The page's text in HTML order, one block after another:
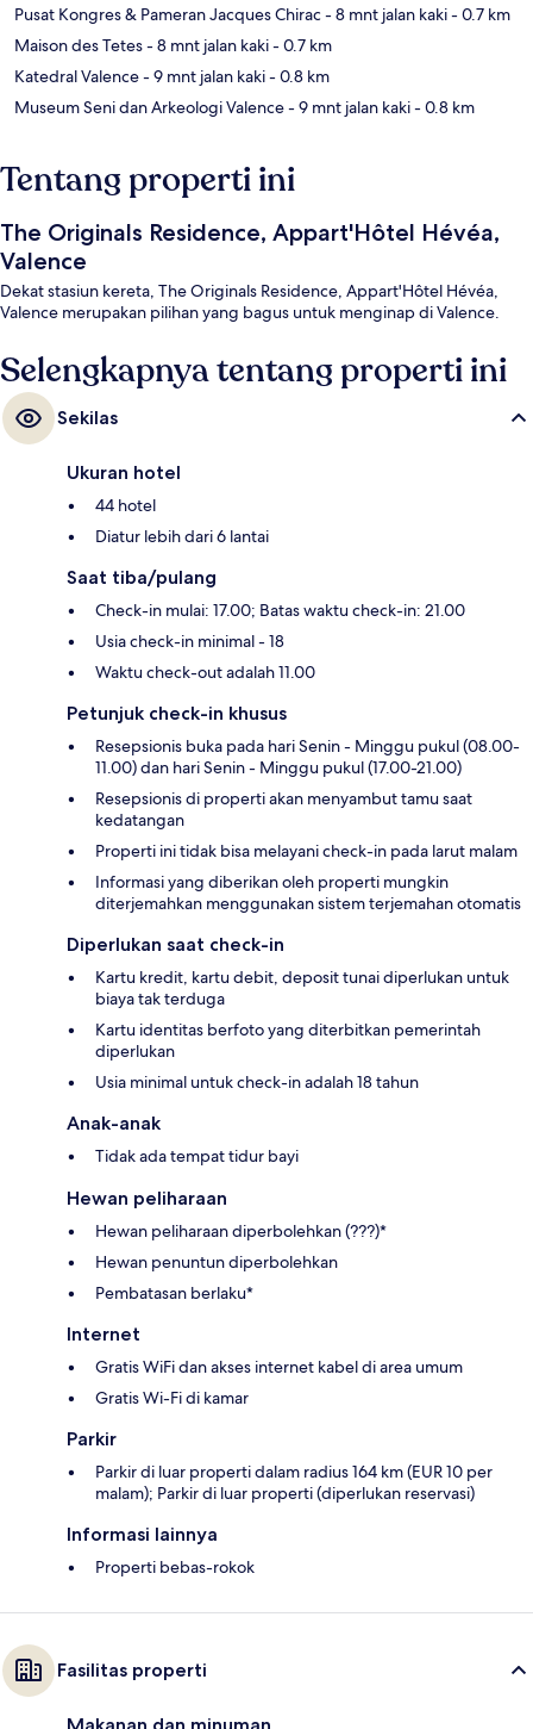
Pusat Kongres & Pameran Jacques Chirac- 8 mnt jalan kaki- 0.7 km
Maison des Tetes- 8 mnt jalan kaki- 0.7 km
Katedral Valence- 9 mnt jalan kaki- 0.8 km
Museum Seni dan Arkeologi Valence- 9 mnt jalan kaki- 0.8 km
Tentang properti ini
The Originals Residence, Appart'Hôtel Hévéa,
Valence
Dekat stasiun kereta, The Originals Residence, Appart'Hôtel Hévéa,
Valence merupakan pilihan yang bagus untuk menginap di Valence.
Selengkapnya tentang properti ini
Sekilas
Ukuran hotel
44 hotel
Diatur lebih dari 6 lantai
Saat tiba/pulang
Check-in mulai: 17.00; Batas waktu check-in: 21.00
Usia check-in minimal - 18
Waktu check-out adalah 11.00
Petunjuk check-in khusus
Resepsionis buka pada hari Senin - Minggu pukul (08.00-
11.00) dan hari Senin - Minggu pukul (17.00-21.00)
Resepsionis di properti akan menyambut tamu saat
kedatangan
Properti ini tidak bisa melayani check-in pada larut malam
Informasi yang diberikan oleh properti mungkin
diterjemahkan menggunakan sistem terjemahan otomatis
Diperlukan saat check-in
Kartu kredit, kartu debit, deposit tunai diperlukan untuk
biaya tak terduga
Kartu identitas berfoto yang diterbitkan pemerintah
diperlukan
Usia minimal untuk check-in adalah 18 tahun
Anak-anak
Tidak ada tempat tidur bayi
Hewan peliharaan
Hewan peliharaan diperbolehkan (???)*
Hewan penuntun diperbolehkan
Pembatasan berlaku*
Internet
Gratis WiFi dan akses internet kabel di area umum
Gratis Wi-Fi di kamar
Parkir
Parkir di luar properti dalam radius 164 km (EUR 10 per
malam); Parkir di luar properti (diperlukan reservasi)
Informasi lainnya
Properti bebas-rokok
Fasilitas properti